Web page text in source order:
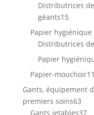
Distributrices
géants1515
produits
Papier
Distributrices
Papier
Papier-mouchoir11
Gants, équipement
premiers soins6363
Gants jetables3737